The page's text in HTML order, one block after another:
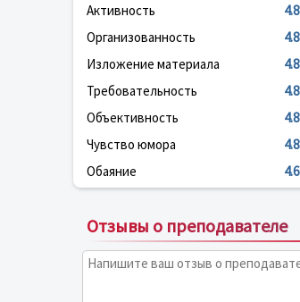
Активность
4.8
Организованность
4.8
Изложение материала
4.8
Требовательность
4.8
Объективность
4.8
Чувство юмора
4.8
Обаяние
4.6
Отзывы о преподавателе